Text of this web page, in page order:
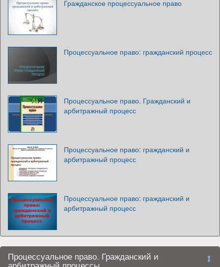
Гражданское процессуальное право
Процессуальное право: гражданский процесс
Процессуальное право. Гражданский и
арбитражный процесс
Процессуальное право: гражданский и
арбитражный процесс
Процессуальное право: гражданский и
арбитражный процесс
Процессуальное право. Гражданский и